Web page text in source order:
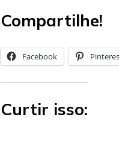
Compartilhe!
Facebook
Curtir isso: